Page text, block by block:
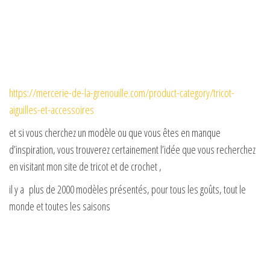
https://mercerie-de-la-grenouille.com/product-category/tricot-
aiguilles-et-accessoires
et si vous cherchez un modèle ou que vous êtes en manque
d’inspiration, vous trouverez certainement l’idée que vous recherchez
en visitant mon site de tricot et de crochet ,
il y a plus de 2000 modèles présentés, pour tous les goûts, tout le
monde et toutes les saisons